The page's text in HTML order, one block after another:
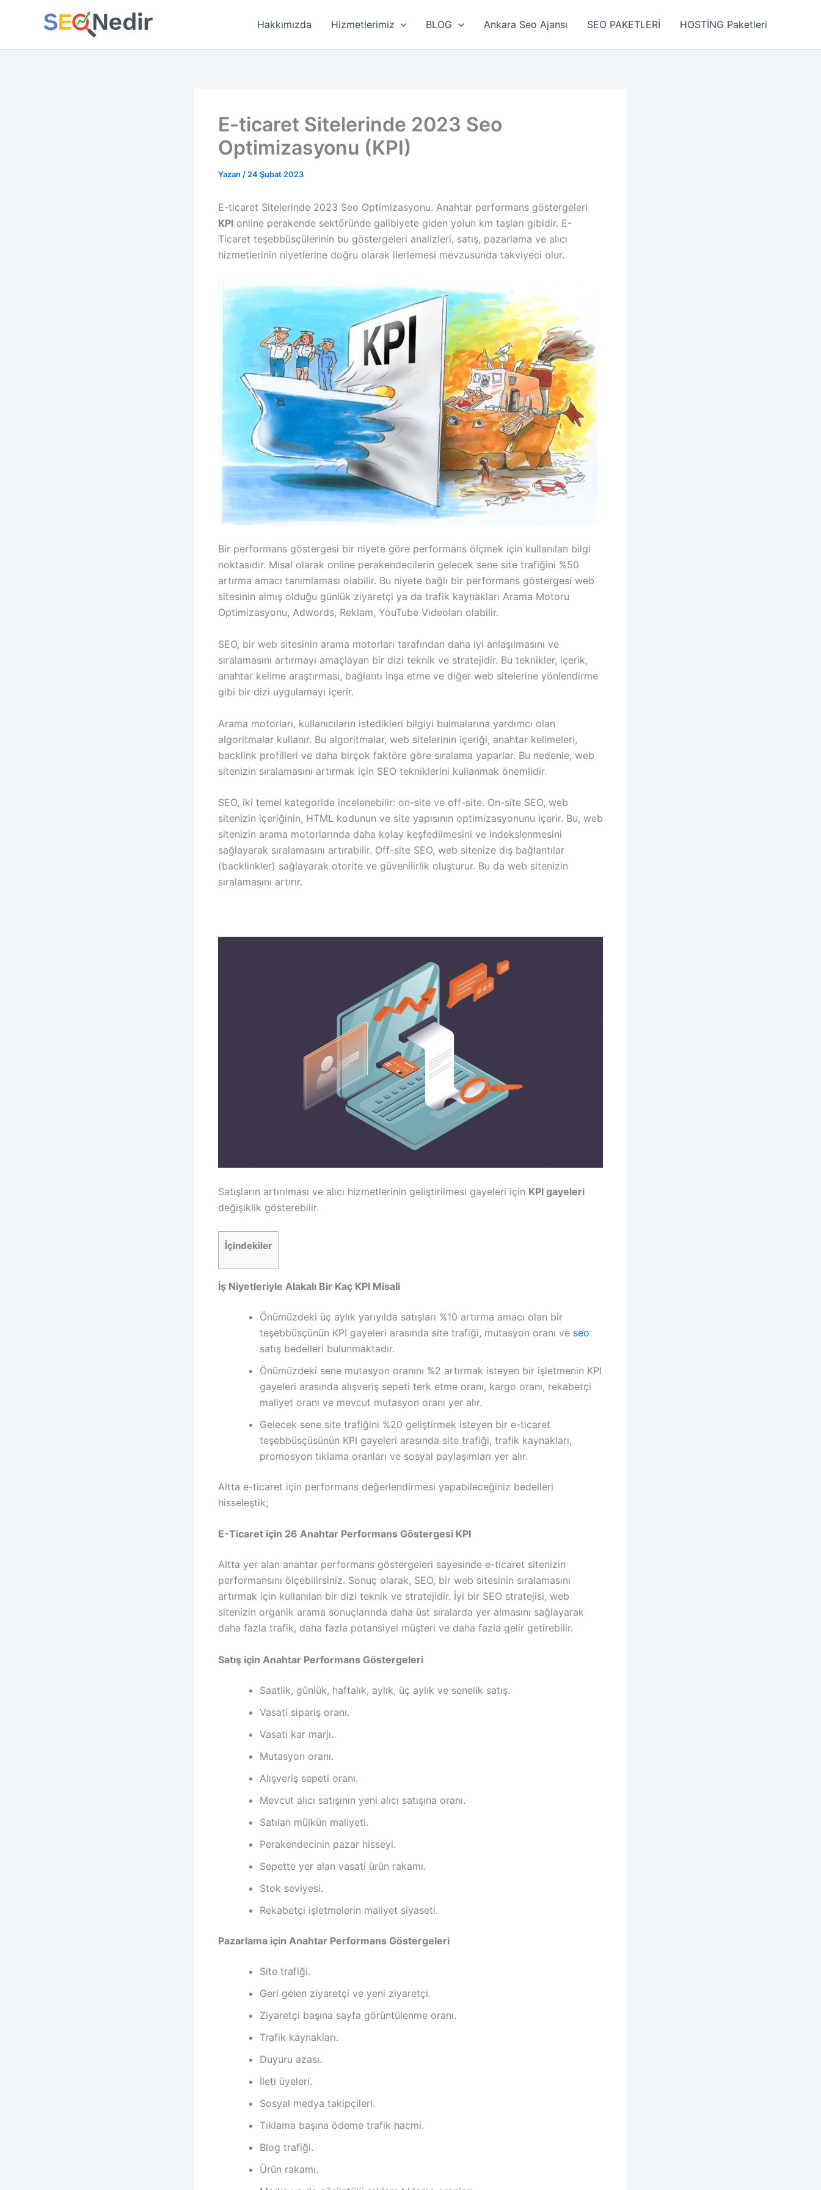
Hakkımızda Hizmetlerimiz BLOG Ankara Seo Ajansı SEO PAKETLERİ HOSTİNG Paketleri
E-ticaret Sitelerinde 2023 Seo
Optimizasyonu (KPI)
Yazan / 24 Şubat 2023
E-ticaret Sitelerinde 2023 Seo Optimizasyonu. Anahtar performans göstergeleri
KPI online perakende sektöründe galibiyete giden yolun km taşları gibidir. E-
Ticaret teşebbüsçülerinin bu göstergeleri analizleri, satış, pazarlama ve alıcı
hizmetlerinin niyetlerine doğru olarak ilerlemesi mevzusunda takviyeci olur.
Bir performans göstergesi bir niyete göre performans ölçmek için kullanılan bilgi
noktasıdır. Misal olarak online perakendecilerin gelecek sene site trafiğini %50
artırma amacı tanımlaması olabilir. Bu niyete bağlı bir performans göstergesi web
sitesinin almış olduğu günlük ziyaretçi ya da trafik kaynakları Arama Motoru
Optimizasyonu, Adwords, Reklam, YouTube Videoları olabilir.
SEO, bir web sitesinin arama motorları tarafından daha iyi anlaşılmasını ve
sıralamasını artırmayı amaçlayan bir dizi teknik ve stratejidir. Bu teknikler, içerik,
anahtar kelime araştırması, bağlantı inşa etme ve diğer web sitelerine yönlendirme
gibi bir dizi uygulamayı içerir.
Arama motorları, kullanıcıların istedikleri bilgiyi bulmalarına yardımcı olan
algoritmalar kullanır. Bu algoritmalar, web sitelerinin içeriği, anahtar kelimeleri,
backlink profilleri ve daha birçok faktöre göre sıralama yaparlar. Bu nedenle, web
sitenizin sıralamasını artırmak için SEO tekniklerini kullanmak önemlidir.
SEO, iki temel kategoride incelenebilir: on-site ve off-site. On-site SEO, web
sitenizin içeriğinin, HTML kodunun ve site yapısının optimizasyonunu içerir. Bu, web
sitenizin arama motorlarında daha kolay keşfedilmesini ve indekslenmesini
sağlayarak sıralamasını artırabilir. Off-site SEO, web sitenize dış bağlantılar
(backlinkler) sağlayarak otorite ve güvenilirlik oluşturur. Bu da web sitenizin
sıralamasını artırır.
Satışların artırılması ve alıcı hizmetlerinin geliştirilmesi gayeleri için KPI gayeleri
değişiklik gösterebilir.
İçindekiler
İş Niyetleriyle Alakalı Bir Kaç KPI Misali
Önümüzdeki üç aylık yarıyılda satışları %10 artırma amacı olan bir
teşebbüsçünün KPI gayeleri arasında site trafiği, mutasyon oranı ve seo
satış bedelleri bulunmaktadır.
Önümüzdeki sene mutasyon oranını %2 artırmak isteyen bir işletmenin KPI
gayeleri arasında alışveriş sepeti terk etme oranı, kargo oranı, rekabetçi
maliyet oranı ve mevcut mutasyon oranı yer alır.
Gelecek sene site trafiğini %20 geliştirmek isteyen bir e-ticaret
teşebbüsçüsünün KPI gayeleri arasında site trafiği, trafik kaynakları,
promosyon tıklama oranları ve sosyal paylaşımları yer alır.
Altta e-ticaret için performans değerlendirmesi yapabileceğiniz bedelleri
hisseleştik;
E-Ticaret için 26 Anahtar Performans Göstergesi KPI
Altta yer alan anahtar performans göstergeleri sayesinde e-ticaret sitenizin
performansını ölçebilirsiniz. Sonuç olarak, SEO, bir web sitesinin sıralamasını
artırmak için kullanılan bir dizi teknik ve stratejidir. İyi bir SEO stratejisi, web
sitenizin organik arama sonuçlarında daha üst sıralarda yer almasını sağlayarak
daha fazla trafik, daha fazla potansiyel müşteri ve daha fazla gelir getirebilir.
Satış için Anahtar Performans Göstergeleri
Saatlik, günlük, haftalık, aylık, üç aylık ve senelik satış.
Vasati sipariş oranı.
Vasati kar marjı.
Mutasyon oranı.
Alışveriş sepeti oranı.
Mevcut alıcı satışının yeni alıcı satışına oranı.
Satılan mülkün maliyeti.
Perakendecinin pazar hisseyi.
Sepette yer alan vasati ürün rakamı.
Stok seviyesi.
Rekabetçi işletmelerin maliyet siyaseti.
Pazarlama için Anahtar Performans Göstergeleri
Site trafiği.
Geri gelen ziyaretçi ve yeni ziyaretçi.
Ziyaretçi başına sayfa görüntülenme oranı.
Trafik kaynakları.
Duyuru azası.
İleti üyeleri.
Sosyal medya takipçileri.
Tıklama başına ödeme trafik hacmi.
Blog trafiği.
Ürün rakamı.